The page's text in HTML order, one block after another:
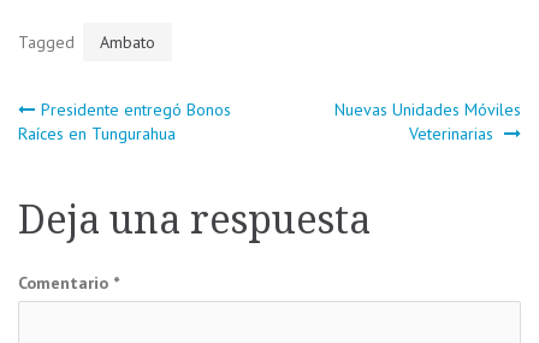
Tagged Ambato
Navegación
entradas
Presidente entregó Bonos
Raíces en Tungurahua
Nuevas Unidades Móviles
Veterinarias
Deja una respuesta
Comentario *